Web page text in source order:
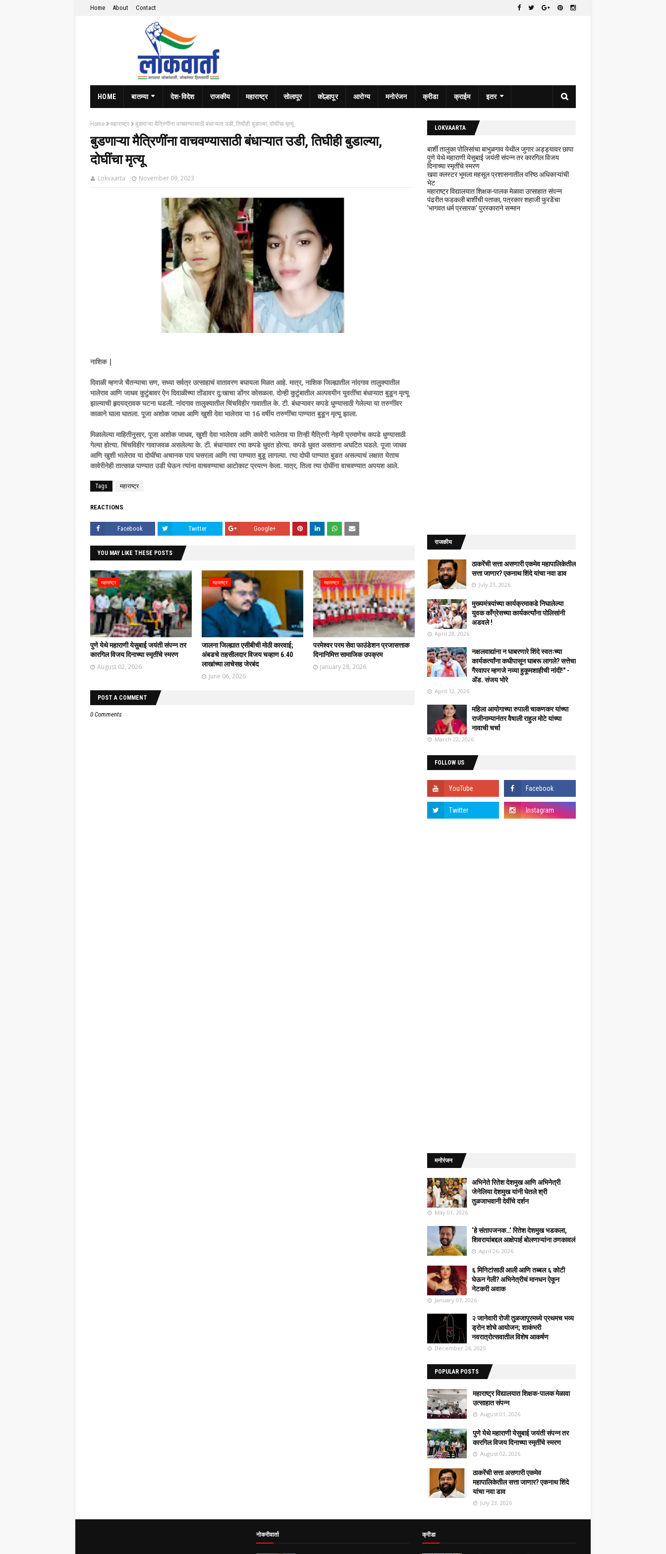
Home About Contact
HOME बातम्या देश-विदेश राजकीय महाराष्ट्र सोलापूर कोल्हापूर आरोग्य मनोरंजन क्रीडा क्राईम इतर
Home महाराष्ट्र बुडणाऱ्या मैत्रिणींना वाचवण्यासाठी बंधाऱ्यात उडी, तिघीही बुडाल्या, दोघींचा मृत्यू
बुडणाऱ्या मैत्रिणींना वाचवण्यासाठी बंधाऱ्यात उडी, तिघीही बुडाल्या,
दोघींचा मृत्यू
Lokvaarta November 09, 2023
नाशिक |
दिवाळी म्हणजे चैतन्याचा सण, सध्या सर्वत्र उत्साहाचं वातावरण बघायला मिळत आहे. मात्र, नाशिक जिल्ह्यातील नांदगाव तालुक्यातील
भालेराव आणि जाधव कुटुंबावर ऐन दिवाळीच्या तोंडावर दु:खाचा डोंगर कोसळला. दोन्ही कुटुंबातील अल्पवयीन युवतींचा बंधाऱ्यात बुडून मृत्यू
झाल्याची हृदयद्रावक घटना घडली. नांदगाव तालुक्यातील चिंचविहीर गावातील के. टी. बंधाऱ्यावर कपडे धुण्यासाठी गेलेल्या या तरुणींवर
काळाने घाला घातला. पूजा अशोक जाधव आणि खुशी देवा भालेराव या 16 वर्षीय तरुणींचा पाण्यात बुडून मृत्यू झाला.
मिळालेल्या माहितीनुसार, पूजा अशोक जाधव, खुशी देवा भालेराव आणि कावेरी भालेराव या तिन्ही मैत्रिणी नेहमी प्रमाणेच कपडे धुण्यासाठी
गेल्या होत्या. चिंचविहीर गावाजवळ असलेल्या के. टी. बंधाऱ्यावर त्या कपडे धुवत होत्या. कपडे धुवत असताना अघटित घडले. पूजा जाधव
आणि खुशी भालेराव या दोघींचा अचानक पाय घसरला आणि त्या पाण्यात बुडू लागल्या. त्या दोघी पाण्यात बुडत असल्याचं लक्षात येताच
कावेरीनेही तात्काळ पाण्यात उडी घेऊन त्यांना वाचवण्याचा आटोकाट प्रयत्न केला. मात्र, तिला त्या दोघींना वाचवण्यात अपयश आले.
Tags महाराष्ट्र
REACTIONS
Facebook Twitter Google+
YOU MAY LIKE THESE POSTS
महाराष्ट्र
पुणे येथे महाराणी येसुबाई जयंती संपन्न तर
कारगिल विजय दिनाच्या स्मृतींचे स्मरण
August 02, 2026
महाराष्ट्र
जालना जिल्ह्यात एसीबीची मोठी कारवाई;
अंबडचे तहसीलदार विजय चव्हाण 6.40
लाखांच्या लाचेसह जेरबंद
June 06, 2026
महाराष्ट्र
परमेश्वर परम सेवा फाउंडेशन प्रजासत्ताक
दिनानिमित्त सामाजिक उपक्रम
January 28, 2026
POST A COMMENT
0 Comments
LOKVAARTA
बार्शी तालुका पोलिसांचा बाभुळगाव येथील जुगार अड्ड्यावर छापा
पुणे येथे महाराणी येसुबाई जयंती संपन्न तर कारगिल विजय
दिनाच्या स्मृतींचे स्मरण
खवा क्लस्टर भूमला महसूल प्रशासनातील वरिष्ठ अधिकाऱ्यांची
भेट
महाराष्ट्र विद्यालयात शिक्षक-पालक मेळावा उत्साहात संपन्न
पंढरीत फडकली बार्शीची पताका, पत्रकार शहाजी फुरडेंचा
'भागवत धर्म प्रसारक' पुरस्काराने सन्मान
राजकीय
ठाकरेंची सत्ता असणारी एकमेव महापालिकेतील
सत्ता जाणार? एकनाथ शिंदे यांचा नवा डाव
July 23, 2026
मुख्यमंत्र्यांच्या कार्यक्रमाकडे निघालेल्या
युवक काँग्रेसच्या कार्यकर्त्यांना पोलिसांनी
अडवले !
April 28, 2026
नक्षलवाद्यांना न घाबरणारे शिंदे स्वतःच्या
कार्यकर्त्यांना कधीपासून घाबरू लागले? सत्तेचा
गैरवापर म्हणजे नव्या हुकूमशाहीची नांदी!" -
ॲड. संजय भोरे
April 12, 2026
महिला आयोगाच्या रुपाली चाकणकर यांच्या
राजीनाम्यानंतर वैषाली राहुल मोटे यांच्या
नावाची चर्चा
March 22, 2026
FOLLOW US
मनोरंजन
अभिनेते रितेश देशमुख आणि अभिनेत्री
जेनेलिया देशमुख यांनी घेतले श्री
तुळजाभवानी देवींचे दर्शन
May 01, 2026
‘हे संतापजनक…’ रितेश देशमुख भडकला,
शिवरायांबद्दल आक्षेपार्ह बोलणाऱ्यांना ठणकावलं
April 26, 2026
६ मिनिटांसाठी आली आणि तब्बल ६ कोटी
घेऊन गेली? अभिनेत्रीचं मानधन ऐकून
नेटकरी अवाक
January 07, 2026
२ जानेवारी रोजी तुळजापूरमध्ये प्रथमच भव्य
ड्रोन शोचे आयोजन; शाकंभरी
नवरात्रोत्सवातील विशेष आकर्षण
December 24, 2025
POPULAR POSTS
महाराष्ट्र विद्यालयात शिक्षक-पालक मेळावा
उत्साहात संपन्न
August 01, 2026
पुणे येथे महाराणी येसुबाई जयंती संपन्न तर
कारगिल विजय दिनाच्या स्मृतींचे स्मरण
August 02, 2026
ठाकरेंची सत्ता असणारी एकमेव
महापालिकेतील सत्ता जाणार? एकनाथ शिंदे
यांचा नवा डाव
July 23, 2026
नोकरीवार्ता क्रीडा